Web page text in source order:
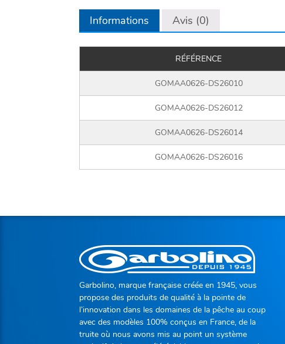
Informations Avis (0)
RÉFÉRENCE
GOMAA0626-DS26010
GOMAA0626-DS26012
GOMAA0626-DS26014
GOMAA0626-DS26016
Garbolino, marque française créée en 1945, vous
propose des produits de qualité à la pointe de
l’innovation dans les domaines de la pêche au coup
avec des modèles 100% conçus en France, de la
truite où nous avons mis au point un système